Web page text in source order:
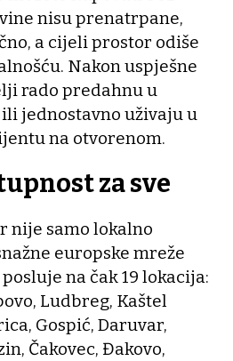
nisu prenatrpane,
a cijeli prostor odiše
Nakon uspješne
rado predahnu u
jednostavno uživaju u
na otvorenom.
za sve
nije samo lokalno
europske mreže
na čak 19 lokacija:
Ludbreg, Kaštel
Gospić, Daruvar,
Čakovec, Đakovo,